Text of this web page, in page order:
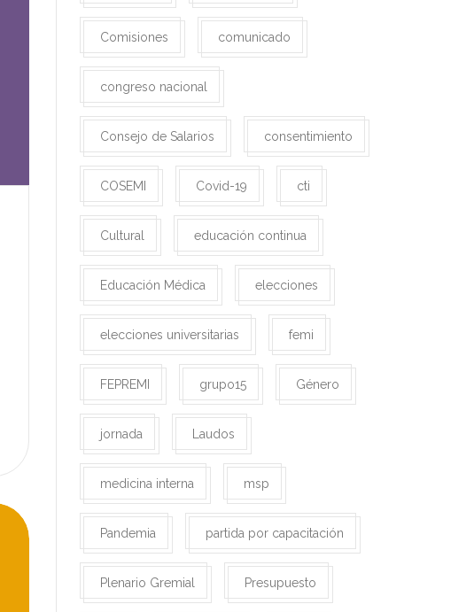
Comisiones comunicado
congreso nacional
Consejo de Salarios consentimiento
COSEMI Covid-19 cti
Cultural educación continua
Educación Médica elecciones
elecciones universitarias femi
FEPREMI grupo15 Género
jornada Laudos
medicina interna msp
Pandemia partida por capacitación
Plenario Gremial Presupuesto